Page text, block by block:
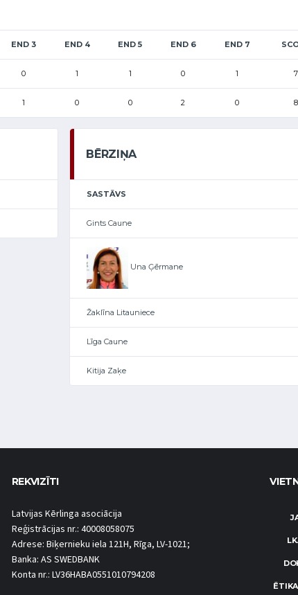
END 3 END 4 END 5 END 6 END 7
0 1 1 0 1 7
1 0 0 2 0 8
BĒRZIŅA
SASTĀVS
Gints Caune
Una Ģērmane
Žaklīna Litauniece
Līga Caune
Kitija Zaķe
REKVIZĪTI
Latvijas Kērlinga asociācija
Reģistrācijas nr.: 40008058075
Adrese: Biķernieku iela 121H, Rīga, LV-1021;
Banka: AS SWEDBANK
Konta nr.: LV36HABA0551010794208